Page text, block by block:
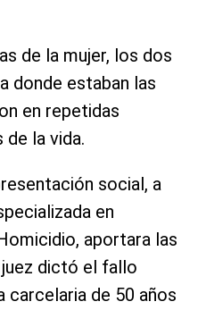
de la mujer, los dos
donde estaban las
en repetidas
la vida.
social, a
en
aportara las
juez dictó el fallo
carcelaria de 50 años